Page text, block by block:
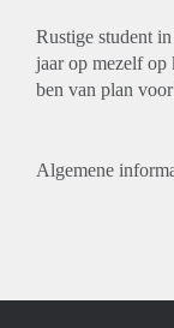
Rustige student
jaar op mezelf op
ben van plan
Algemene